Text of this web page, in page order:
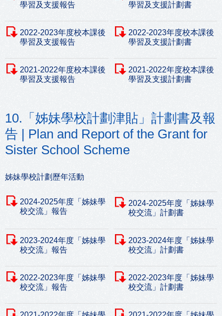
學習及支援報告
學習及支援計劃書
2022-2023年度校本課後
學習及支援報告
2022-2023年度校本課後
學習及支援計劃書
2021-2022年度校本課後
學習及支援報告
2021-2022年度校本課後
學習及支援計劃書
10.「姊妹學校計劃津貼」計劃書及報
告 | Plan and Report of the Grant for
Sister School Scheme
姊妹學校計劃歷年活動
2024-2025年度「姊妹學
校交流」報告
2024-2025年度「姊妹學
校交流」計劃書
2023-2024年度「姊妹學
校交流」報告
2023-2024年度「姊妹學
校交流」計劃書
2022-2023年度「姊妹學
校交流」報告
2022-2023年度「姊妹學
校交流」計劃書